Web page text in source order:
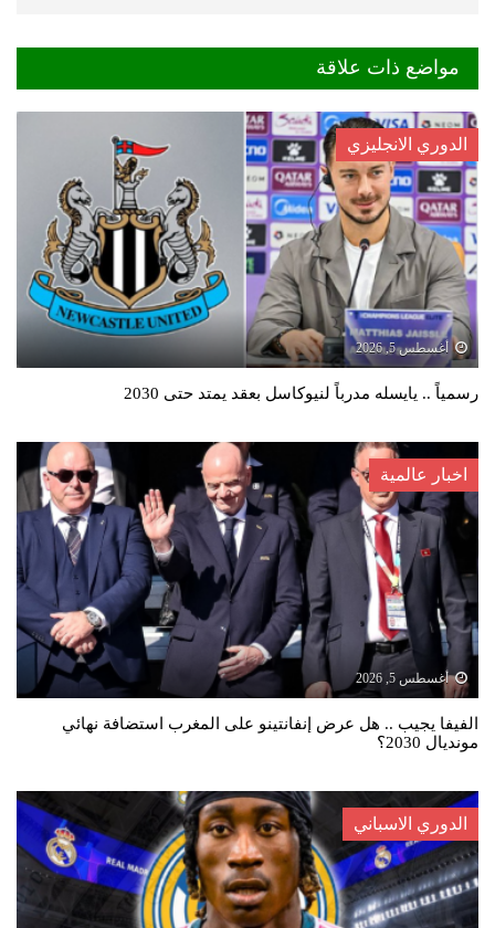
مواضع ذات علاقة
الدوري الانجليزي
أغسطس 5, 2026
رسمياً .. يايسله مدرباً لنيوكاسل بعقد يمتد حتى 2030
اخبار عالمية
أغسطس 5, 2026
الفيفا يجيب .. هل عرض إنفانتينو على المغرب استضافة نهائي
مونديال 2030؟
الدوري الاسباني